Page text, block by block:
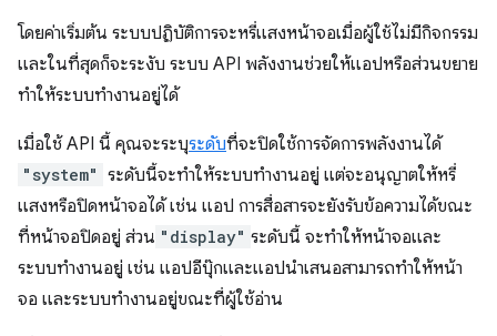
โดยค่าเริ่มต้น ระบบปฏิบัติการจะหรี่แสงหน้าจอเมื่อผู้ใช้ไม่มีกิจกรรม
และในที่สุดก็จะระงับ ระบบ API พลังงานช่วยให้แอปหรือส่วนขยาย
ทำให้ระบบทำงานอยู่ได้
เมื่อใช้ API นี้ คุณจะระบุระดับที่จะปิดใช้การจัดการพลังงานได้
"system" ระดับนี้จะทำให้ระบบทำงานอยู่ แต่จะอนุญาตให้หรี่
แสงหรือปิดหน้าจอได้ เช่น แอป การสื่อสารจะยังรับข้อความได้ขณะ
ที่หน้าจอปิดอยู่ ส่วน "display" ระดับนี้ จะทำให้หน้าจอและ
ระบบทำงานอยู่ เช่น แอปอีบุ๊กและแอปนำเสนอสามารถทำให้หน้า
จอ และระบบทำงานอยู่ขณะที่ผู้ใช้อ่าน